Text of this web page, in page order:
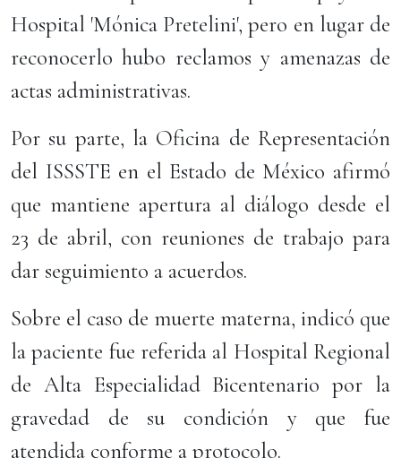
Hospital 'Mónica Pretelini', pero en lugar de
reconocerlo hubo reclamos y amenazas de
actas administrativas.
Por su parte, la Oficina de Representación
del ISSSTE en el Estado de México afirmó
que mantiene apertura al diálogo desde el
23 de abril, con reuniones de trabajo para
dar seguimiento a acuerdos.
Sobre el caso de muerte materna, indicó que
la paciente fue referida al Hospital Regional
de Alta Especialidad Bicentenario por la
gravedad de su condición y que fue
atendida conforme a protocolo.